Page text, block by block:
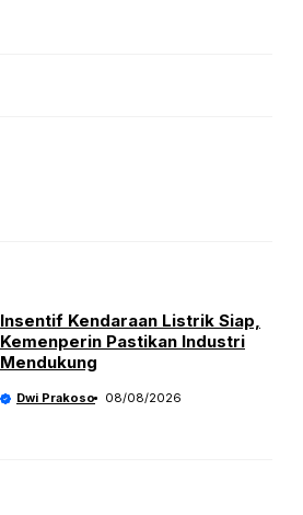
Insentif Kendaraan Listrik Siap,
Kemenperin Pastikan Industri
Mendukung
Dwi Prakoso 08/08/2026